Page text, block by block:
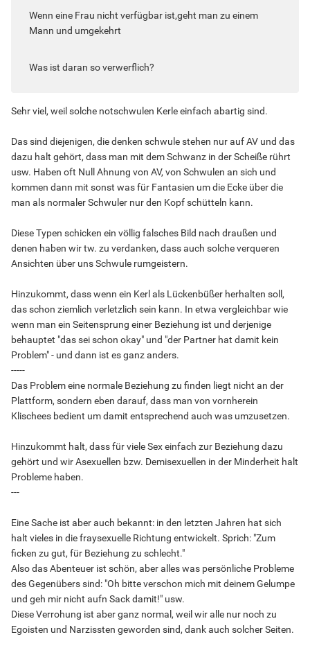
Wenn eine Frau nicht verfügbar ist,geht man zu einem
Mann und umgekehrt
Was ist daran so verwerflich?
Sehr viel, weil solche notschwulen Kerle einfach abartig sind.
Das sind diejenigen, die denken schwule stehen nur auf AV und das
dazu halt gehört, dass man mit dem Schwanz in der Scheiße rührt
usw. Haben oft Null Ahnung von AV, von Schwulen an sich und
kommen dann mit sonst was für Fantasien um die Ecke über die
man als normaler Schwuler nur den Kopf schütteln kann.
Diese Typen schicken ein völlig falsches Bild nach draußen und
denen haben wir tw. zu verdanken, dass auch solche verqueren
Ansichten über uns Schwule rumgeistern.
Hinzukommt, dass wenn ein Kerl als Lückenbüßer herhalten soll,
das schon ziemlich verletzlich sein kann. In etwa vergleichbar wie
wenn man ein Seitensprung einer Beziehung ist und derjenige
behauptet "das sei schon okay" und "der Partner hat damit kein
Problem" - und dann ist es ganz anders.
-----
Das Problem eine normale Beziehung zu finden liegt nicht an der
Plattform, sondern eben darauf, dass man von vornherein
Klischees bedient um damit entsprechend auch was umzusetzen.
Hinzukommt halt, dass für viele Sex einfach zur Beziehung dazu
gehört und wir Asexuellen bzw. Demisexuellen in der Minderheit halt
Probleme haben.
---
Eine Sache ist aber auch bekannt: in den letzten Jahren hat sich
halt vieles in die fraysexuelle Richtung entwickelt. Sprich: "Zum
ficken zu gut, für Beziehung zu schlecht."
Also das Abenteuer ist schön, aber alles was persönliche Probleme
des Gegenübers sind: "Oh bitte verschon mich mit deinem Gelumpe
und geh mir nicht aufn Sack damit!" usw.
Diese Verrohung ist aber ganz normal, weil wir alle nur noch zu
Egoisten und Narzissten geworden sind, dank auch solcher Seiten.